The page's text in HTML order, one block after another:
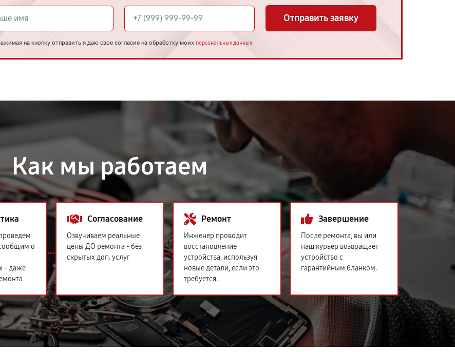
Отправить заявку
на кнопку отправить я даю свое согласие на обработку моих персональных данных.
Как мы работаем
о
- даже
Согласование
Озвучиваем реальные
цены ДО ремонта - без
скрытых доп. услуг
Ремонт
Инженер проводит
восстановление
устройства, используя
новые детали, если это
требуется.
Завершение
После ремонта, вы или
наш курьер возвращает
устройство с
гарантийным бланком.